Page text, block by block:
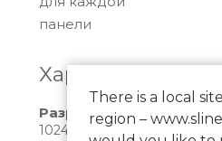
где установлено
Call, при условии
Система позволяет
одновременно двух
панели
Характеристики
Разрешение экрана
1024×600
There is a local
region –